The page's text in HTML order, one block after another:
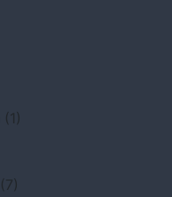
(1)
(7)